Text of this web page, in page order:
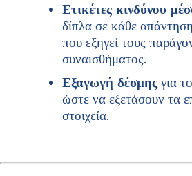
Ετικέτες κινδύνου
δίπλα σε κάθε
που εξηγεί τους
συναισθήματος.
Εξαγωγή δέσμης για
ώστε να εξετάσουν τα
στοιχεία.